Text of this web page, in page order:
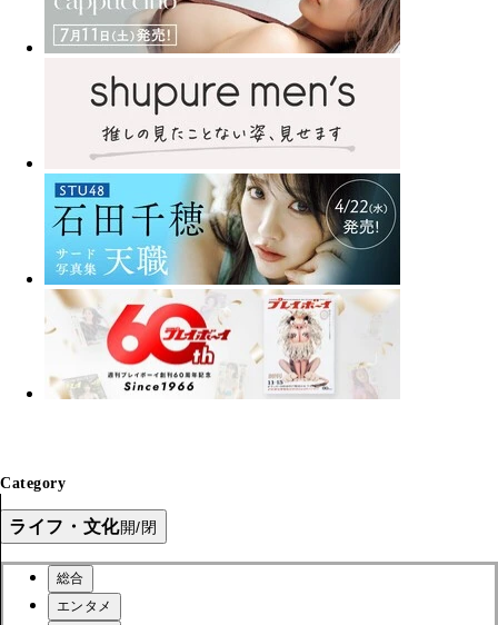
Category
ライフ・文化開/閉
総合
エンタメ